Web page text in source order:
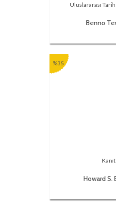
Uluslararası
Benno
%35
Kanıt
Howard S.